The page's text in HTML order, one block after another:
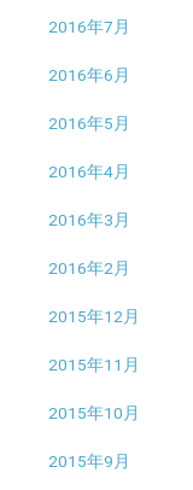
2016年7月
2016年6月
2016年5月
2016年4月
2016年3月
2016年2月
2015年12月
2015年11月
2015年10月
2015年9月